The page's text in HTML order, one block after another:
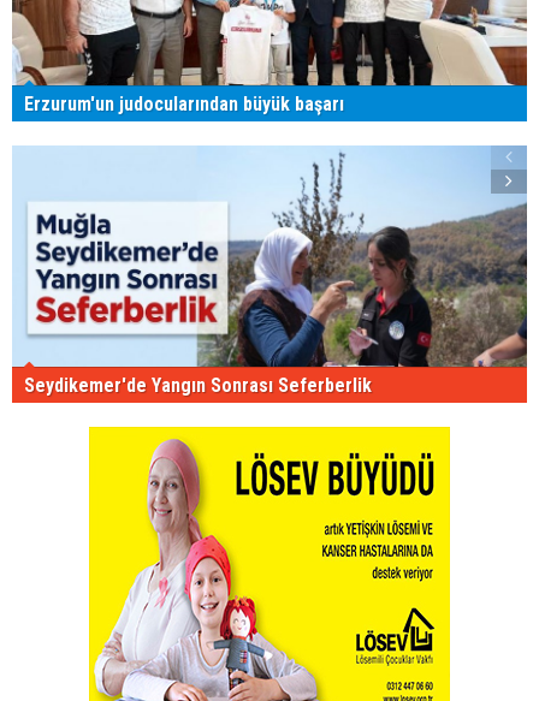
Erzurum'un judocularından büyük başarı
Seydikemer'de Yangın Sonrası Seferberlik